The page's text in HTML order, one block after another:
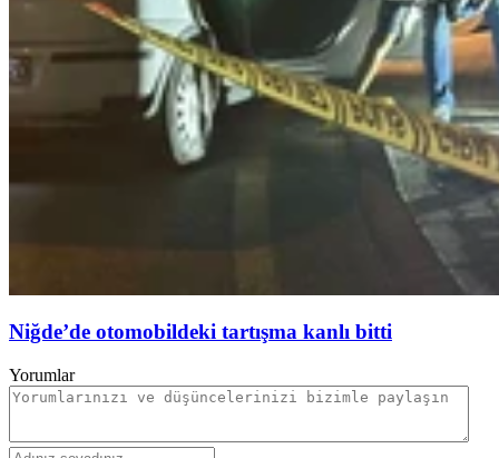
Niğde’de otomobildeki tartışma kanlı bitti
Yorumlar